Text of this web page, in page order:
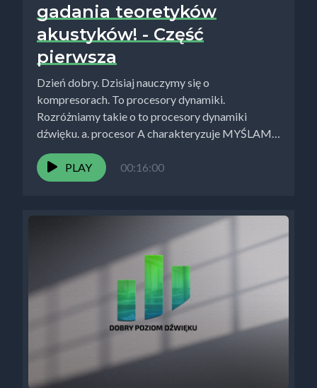
gadania teoretyków
akustyków! - Część
pierwsza
Dzień dobry. Dzisiaj nauczymy się o
kompresorach. To procesory dynamiki.
Rozróżniamy takie o to procesory dynamiki
dźwięku. a. procesor A charakteryzuje MYŚLAMI
PLAY
00:16:00